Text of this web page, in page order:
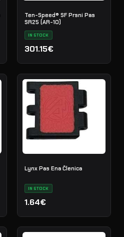
Ten-Speed® SF Prsni Pas
SR25 (AR-10)
IN STOCK
301.15€
Lynx Pas Ena Členica
IN STOCK
1.64€